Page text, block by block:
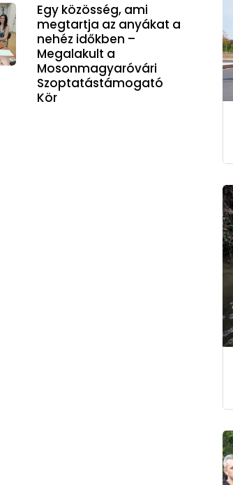
Egy közösség, ami
megtartja az anyákat a
nehéz időkben –
Megalakult a
Mosonmagyaróvári
Szoptatástámogató
Kör